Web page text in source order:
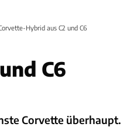
Hybrid aus C2 und C6
C6
Corvette überhaupt.